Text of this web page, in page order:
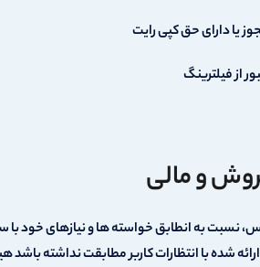
یا دارای حق کپی رایت
از فیلترینگ
و مالی
نسبت به انطابق خواسته ها و نیازهای خود با
شده با انتظارات کاربر مطابقت نداشته